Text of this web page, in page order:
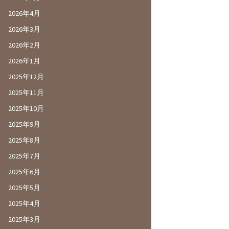
2026年4月
2026年3月
2026年2月
2026年1月
2025年12月
2025年11月
2025年10月
2025年9月
2025年8月
2025年7月
2025年6月
2025年5月
2025年4月
2025年3月